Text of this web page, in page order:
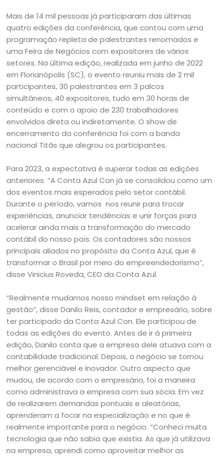
Mais de 14 mil pessoas já participaram das últimas
quatro edições da conferência, que contou com uma
programação repleta de palestrantes renomados e
uma Feira de Negócios com expositores de vários
setores. Na última edição, realizada em junho de 2022
em Florianópolis (SC), o evento reuniu mais de 2 mil
participantes, 30 palestrantes em 3 palcos
simultâneos, 40 expositores, tudo em 30 horas de
conteúdo e com o apoio de 230 trabalhadores
envolvidos direta ou indiretamente. O show de
encerramento da conferência foi com a banda
nacional Titãs que alegrou os participantes.
Para 2023, a expectativa é superar todas as edições
anteriores. “A Conta Azul Con já se consolidou como um
dos eventos mais esperados pelo setor contábil.
Durante o período, vamos nos reunir para trocar
experiências, anunciar tendências e unir forças para
acelerar ainda mais a transformação do mercado
contábil do nosso país. Os contadores são nossos
principais aliados no propósito da Conta Azul, que é
transformar o Brasil por meio do empreendedorismo”,
disse Vinicius Roveda, CEO da Conta Azul.
“Realmente mudamos nosso mindset em relação à
gestão”, disse Danilo Reis, contador e empresário, sobre
ter participado da Conta Azul Con. Ele participou de
todas as edições do evento. Antes de ir à primeira
edição, Danilo conta que a empresa dele atuava com a
contabilidade tradicional. Depois, o negócio se tornou
melhor gerenciável e inovador. Outro aspecto que
mudou, de acordo com o empresário, foi a maneira
como administrava a empresa com sua sócia. Em vez
de realizarem demandas pontuais e aleatórias,
aprenderam a focar na especialização e no que é
realmente importante para o negócio. “Conheci muita
tecnologia que não sabia que existia. As que já utilizava
na empresa, aprendi como aproveitar melhor as